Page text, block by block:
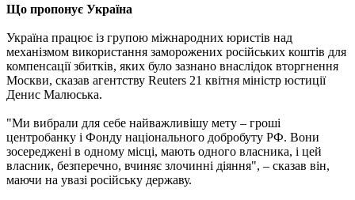
Що пропонує Україна
Україна працює із групою міжнародних юристів над
механізмом використання заморожених російських коштів для
компенсації збитків, яких було зазнано внаслідок вторгнення
Москви, сказав агентству Reuters 21 квітня міністр юстиції
Денис Малюська.
"Ми вибрали для себе найважливішу мету – гроші
центробанку і Фонду національного добробуту РФ. Вони
зосереджені в одному місці, мають одного власника, і цей
власник, безперечно, вчиняє злочинні діяння", – сказав він,
маючи на увазі російську державу.